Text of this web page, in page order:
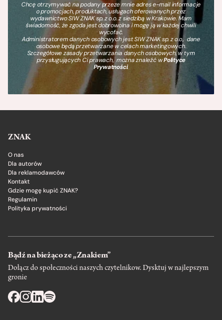
Chcę otrzymywać na podany przeze mnie adres e-mail informacje
o promocjach, produktach, usługach oferowanych przez
wydawnictwo SIW ZNAK sp. z o.o. z siedzibą w Krakowie. Mam
świadomość, że zgoda jest dobrowolna i mogę ją w każdej chwili
wycofać.
Administratorem danych osobowych jest SIW ZNAK sp. z o.o., dane
osobowe będą przetwarzane w celach marketingowych.
Szczegółowe zasady przetwarzania danych osobowych, w tym
przysługujących Ci prawach, można znaleźć wPolityce
Prywatności.
ZNAK
O nas
Dla autorów
Dla reklamodawców
Kontakt
Gdzie mogę kupić ZNAK?
Regulamin
Polityka prywatności
Bądź na bieżąco ze „Znakiem”
Dołącz do społeczności naszych czytelnikow. Dysktuj w najlepszym
gronie